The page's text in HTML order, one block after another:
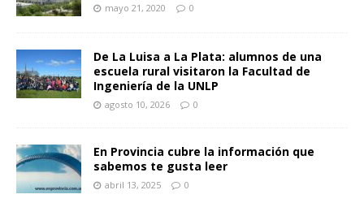
mayo 21, 2020 0
De La Luisa a La Plata: alumnos de una
escuela rural visitaron la Facultad de
Ingeniería de la UNLP
agosto 10, 2026 0
En Provincia cubre la información que
sabemos te gusta leer
abril 13, 2025 0